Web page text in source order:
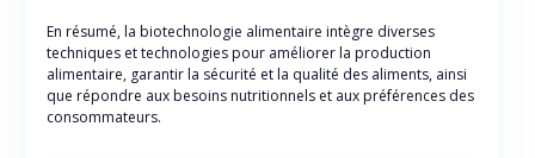
En résumé, la biotechnologie alimentaire intègre diverses
techniques et technologies pour améliorer la production
alimentaire, garantir la sécurité et la qualité des aliments, ainsi
que répondre aux besoins nutritionnels et aux préférences des
consommateurs.